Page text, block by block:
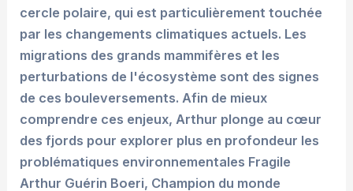
cercle polaire, qui est particulièrement touchée
par les changements climatiques actuels. Les
migrations des grands mammifères et les
perturbations de l'écosystème sont des signes
de ces bouleversements. Afin de mieux
comprendre ces enjeux, Arthur plonge au cœur
des fjords pour explorer plus en profondeur les
problématiques environnementales Fragile
Arthur Guérin Boeri, Champion du monde